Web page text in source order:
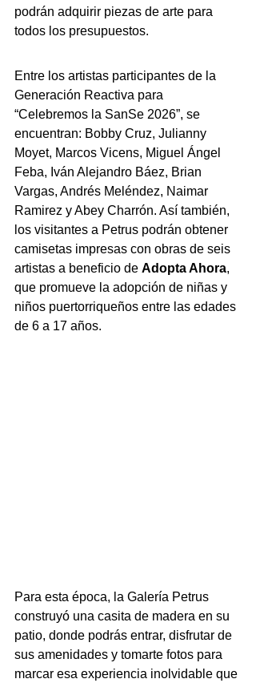
podrán adquirir piezas de arte para
todos los presupuestos.
Entre los artistas participantes de la
Generación Reactiva para
“Celebremos la SanSe 2026”, se
encuentran: Bobby Cruz, Julianny
Moyet, Marcos Vicens, Miguel Ángel
Feba, Iván Alejandro Báez, Brian
Vargas, Andrés Meléndez, Naimar
Ramirez y Abey Charrón. Así también,
los visitantes a Petrus podrán obtener
camisetas impresas con obras de seis
artistas a beneficio de Adopta Ahora,
que promueve la adopción de niñas y
niños puertorriqueños entre las edades
de 6 a 17 años.
Para esta época, la Galería Petrus
construyó una casita de madera en su
patio, donde podrás entrar, disfrutar de
sus amenidades y tomarte fotos para
marcar esa experiencia inolvidable que